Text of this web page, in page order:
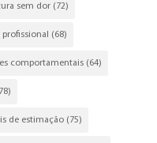
sem dor(72)
(68)
comportamentais(64)
de estimação(75)